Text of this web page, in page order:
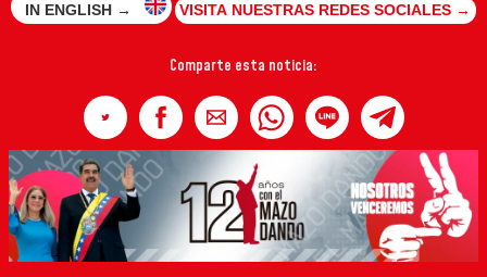
IN ENGLISH → VISITA NUESTRAS REDES SOCIALES →
Comparte esta noticia: